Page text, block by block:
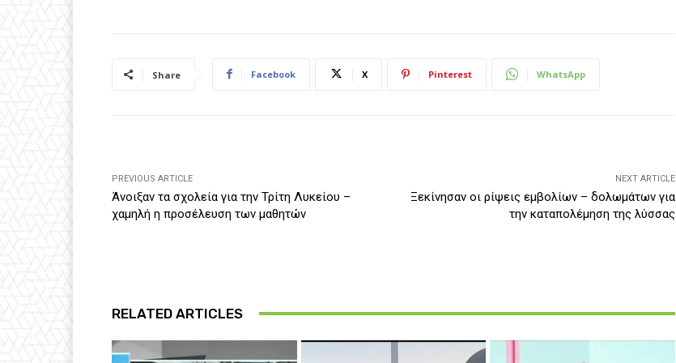
Share Facebook X Pinterest WhatsApp
PREVIOUS ARTICLE
Άνοιξαν τα σχολεία για την Τρίτη Λυκείου –
χαμηλή η προσέλευση των μαθητών
NEXT ARTICLE
Ξεκίνησαν οι ρίψεις εμβολίων – δολωμάτων για
την καταπολέμηση της λύσσας
RELATED ARTICLES